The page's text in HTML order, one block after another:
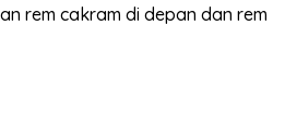
rem cakram di depan dan rem